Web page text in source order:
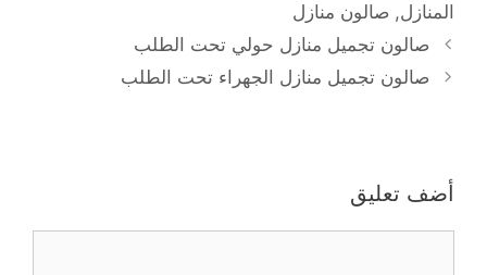
المنازل, صالون منازل
صالون تجميل منازل حولي تحت الطلب
صالون تجميل منازل الجهراء تحت الطلب
أضف تعليق